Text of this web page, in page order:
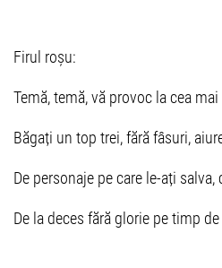
Firul roșu:
Temă, temă, vă provoc la cea
Băgați un top trei, fără fâsuri,
De personaje pe care le-ați
De la deces fără glorie pe timp